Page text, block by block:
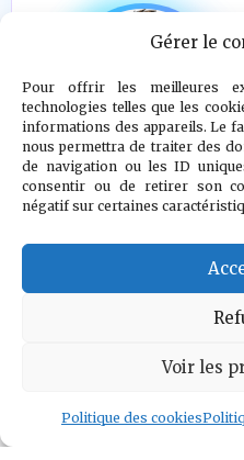
Gérer le
Pour offrir les meilleures
technologies telles que les
informations des appareils. Le
nous permettra de traiter des
de navigation ou les ID
consentir ou de retirer son
négatif sur certaines
Voir les
Politique des cookies